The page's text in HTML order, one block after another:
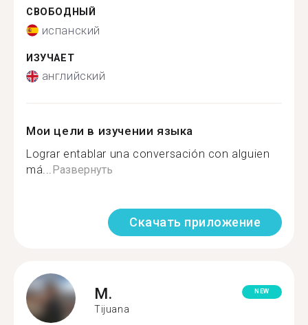
СВОБОДНЫЙ
испанский
ИЗУЧАЕТ
английский
Мои цели в изучении языка
Lograr entablar una conversación con alguien
má...Развернуть
Скачать приложение
M.
Tijuana
NEW